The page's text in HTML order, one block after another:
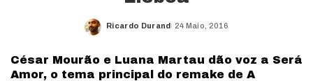
Posted
Ricardo Durand 24 Maio, 2016
César Mourão e Luana Martau dão voz a Será
Amor, o tema principal do remake de A